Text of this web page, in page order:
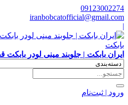
09123002274
iranbobcatofficial@gmail.com
|
ایران بابکت | جلوبند مینی لودر
ورود | ثبت‌نام